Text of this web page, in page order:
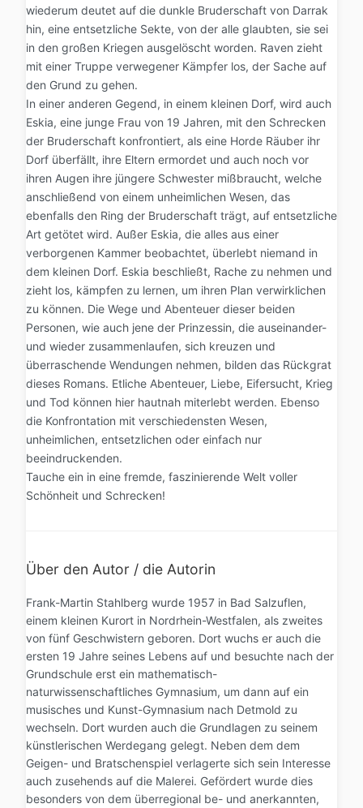
wiederum deutet auf die dunkle Bruderschaft von Darrak
hin, eine entsetzliche Sekte, von der alle glaubten, sie sei
in den großen Kriegen ausgelöscht worden. Raven zieht
mit einer Truppe verwegener Kämpfer los, der Sache auf
den Grund zu gehen.
In einer anderen Gegend, in einem kleinen Dorf, wird auch
Eskia, eine junge Frau von 19 Jahren, mit den Schrecken
der Bruderschaft konfrontiert, als eine Horde Räuber ihr
Dorf überfällt, ihre Eltern ermordet und auch noch vor
ihren Augen ihre jüngere Schwester mißbraucht, welche
anschließend von einem unheimlichen Wesen, das
ebenfalls den Ring der Bruderschaft trägt, auf entsetzliche
Art getötet wird. Außer Eskia, die alles aus einer
verborgenen Kammer beobachtet, überlebt niemand in
dem kleinen Dorf. Eskia beschließt, Rache zu nehmen und
zieht los, kämpfen zu lernen, um ihren Plan verwirklichen
zu können. Die Wege und Abenteuer dieser beiden
Personen, wie auch jene der Prinzessin, die auseinander-
und wieder zusammenlaufen, sich kreuzen und
überraschende Wendungen nehmen, bilden das Rückgrat
dieses Romans. Etliche Abenteuer, Liebe, Eifersucht, Krieg
und Tod können hier hautnah miterlebt werden. Ebenso
die Konfrontation mit verschiedensten Wesen,
unheimlichen, entsetzlichen oder einfach nur
beeindruckenden.
Tauche ein in eine fremde, faszinierende Welt voller
Schönheit und Schrecken!
Über den Autor / die Autorin
Frank-Martin Stahlberg wurde 1957 in Bad Salzuflen,
einem kleinen Kurort in Nordrhein-Westfalen, als zweites
von fünf Geschwistern geboren. Dort wuchs er auch die
ersten 19 Jahre seines Lebens auf und besuchte nach der
Grundschule erst ein mathematisch-
naturwissenschaftliches Gymnasium, um dann auf ein
musisches und Kunst-Gymnasium nach Detmold zu
wechseln. Dort wurden auch die Grundlagen zu seinem
künstlerischen Werdegang gelegt. Neben dem dem
Geigen- und Bratschenspiel verlagerte sich sein Interesse
auch zusehends auf die Malerei. Gefördert wurde dies
besonders von dem überregional be- und anerkannten,